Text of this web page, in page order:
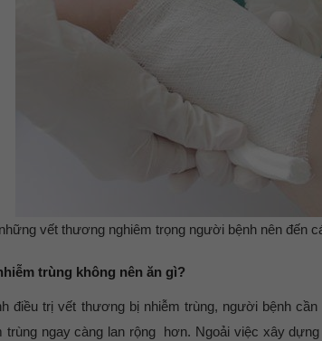
vết thương nghiêm trọng người bệnh nên đến
trùng không nên ăn gì?
điều trị vết thương bị nhiễm trùng, người bệnh
trùng ngay càng lan rộng hơn. Ngoải việc xây